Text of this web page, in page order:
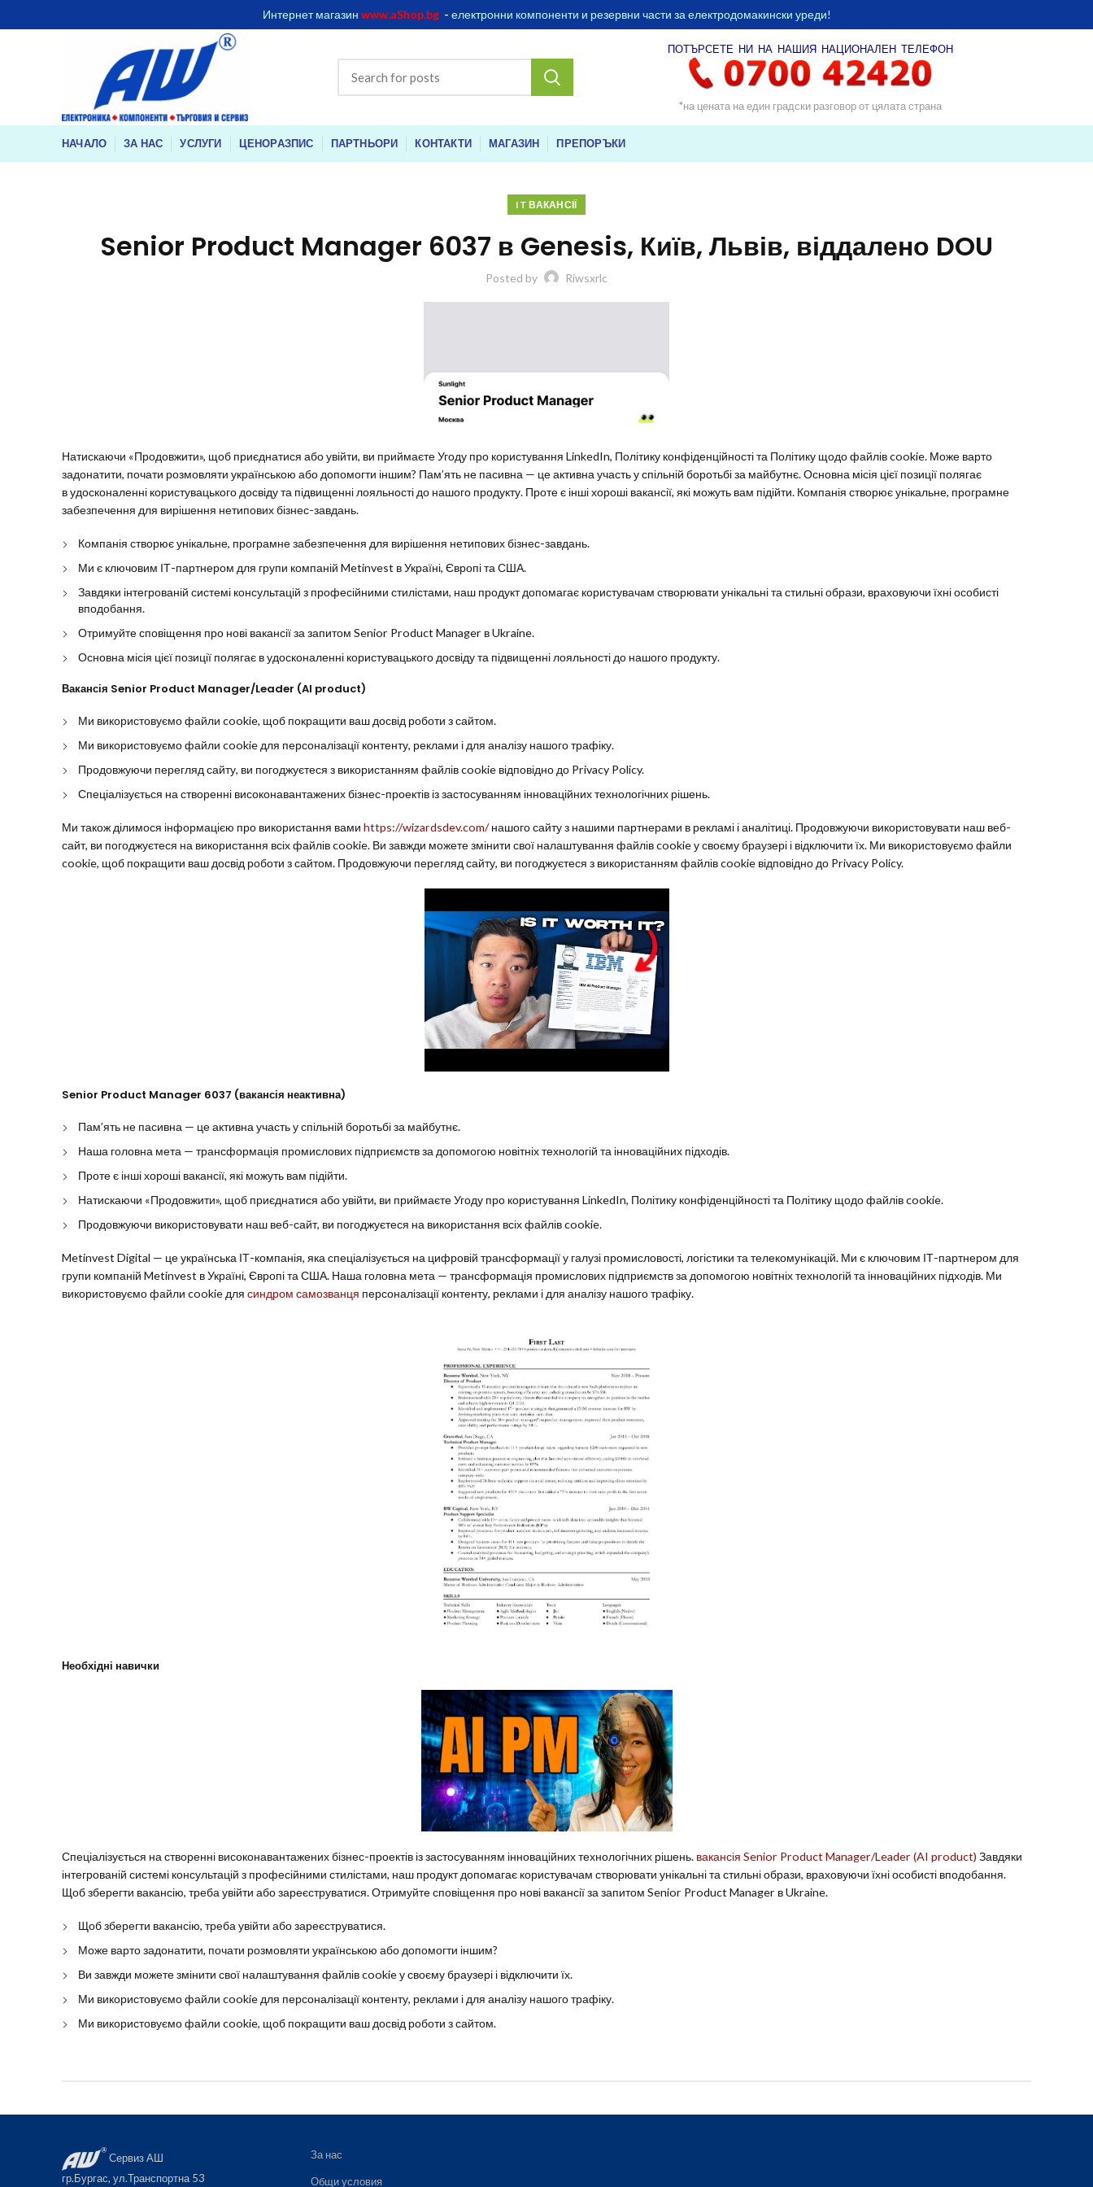
Интернет магазин www.aShop.bg- електронни компоненти и резервни части за електродомакински уреди!
ПОТЪРСЕТЕ НИ НА НАШИЯ НАЦИОНАЛЕН ТЕЛЕФОН
*на цената на един градски разговор от цялата страна
НАЧАЛО ЗА НАС УСЛУГИ ЦЕНОРАЗПИС ПАРТНЬОРИ КОНТАКТИ МАГАЗИН ПРЕПОРЪКИ
IT ВАКАНСІЇ
Senior Product Manager 6037 в Genesis, Київ, Львів, віддалено DOU
Posted by Riwsxrlc
Натискаючи «Продовжити», щоб приєднатися або увійти, ви приймаєте Угоду про користування LinkedIn, Політику конфіденційності та Політику щодо файлів cookie. Може варто
задонатити, почати розмовляти українською або допомогти іншим? Пам’ять не пасивна — це активна участь у спільній боротьбі за майбутнє. Основна місія цієї позиції полягає
в удосконаленні користувацького досвіду та підвищенні лояльності до нашого продукту. Проте є інші хороші вакансії, які можуть вам підійти. Компанія створює унікальне, програмне
забезпечення для вирішення нетипових бізнес-завдань.
Компанія створює унікальне, програмне забезпечення для вирішення нетипових бізнес-завдань.
Ми є ключовим ІТ-партнером для групи компаній Metinvest в Україні, Європі та США.
Завдяки інтегрованій системі консультацій з професійними стилістами, наш продукт допомагає користувачам створювати унікальні та стильні образи, враховуючи їхні особисті
вподобання.
Отримуйте сповіщення про нові вакансії за запитом Senior Product Manager в Ukraine.
Основна місія цієї позиції полягає в удосконаленні користувацького досвіду та підвищенні лояльності до нашого продукту.
Вакансія Senior Product Manager/Leader (AI product)
Ми використовуємо файли cookie, щоб покращити ваш досвід роботи з сайтом.
Ми використовуємо файли cookie для персоналізації контенту, реклами і для аналізу нашого трафіку.
Продовжуючи перегляд сайту, ви погоджуєтеся з використанням файлів cookie відповідно до Privacy Policy.
Спеціалізується на створенні високонавантажених бізнес-проектів із застосуванням інноваційних технологічних рішень.
Ми також ділимося інформацією про використання вами https://wizardsdev.com/нашого сайту з нашими партнерами в рекламі і аналітиці. Продовжуючи використовувати наш веб-
сайт, ви погоджуєтеся на використання всіх файлів cookie. Ви завжди можете змінити свої налаштування файлів cookie у своєму браузері і відключити їх. Ми використовуємо файли
cookie, щоб покращити ваш досвід роботи з сайтом. Продовжуючи перегляд сайту, ви погоджуєтеся з використанням файлів cookie відповідно до Privacy Policy.
Senior Product Manager 6037 (вакансія неактивна)
Пам’ять не пасивна — це активна участь у спільній боротьбі за майбутнє.
Наша головна мета — трансформація промислових підприємств за допомогою новітніх технологій та інноваційних підходів.
Проте є інші хороші вакансії, які можуть вам підійти.
Натискаючи «Продовжити», щоб приєднатися або увійти, ви приймаєте Угоду про користування LinkedIn, Політику конфіденційності та Політику щодо файлів cookie.
Продовжуючи використовувати наш веб-сайт, ви погоджуєтеся на використання всіх файлів cookie.
Metinvest Digital — це українська ІТ-компанія, яка спеціалізується на цифровій трансформації у галузі промисловості, логістики та телекомунікацій. Ми є ключовим ІТ-партнером для
групи компаній Metinvest в Україні, Європі та США. Наша головна мета — трансформація промислових підприємств за допомогою новітніх технологій та інноваційних підходів. Ми
використовуємо файли cookie для синдром самозванця персоналізації контенту, реклами і для аналізу нашого трафіку.
Необхідні навички
Спеціалізується на створенні високонавантажених бізнес-проектів із застосуванням інноваційних технологічних рішень. вакансія Senior Product Manager/Leader (AI product) Завдяки
інтегрованій системі консультацій з професійними стилістами, наш продукт допомагає користувачам створювати унікальні та стильні образи, враховуючи їхні особисті вподобання.
Щоб зберегти вакансію, треба увійти або зареєструватися. Отримуйте сповіщення про нові вакансії за запитом Senior Product Manager в Ukraine.
Щоб зберегти вакансію, треба увійти або зареєструватися.
Може варто задонатити, почати розмовляти українською або допомогти іншим?
Ви завжди можете змінити свої налаштування файлів cookie у своєму браузері і відключити їх.
Ми використовуємо файли cookie для персоналізації контенту, реклами і для аналізу нашого трафіку.
Ми використовуємо файли cookie, щоб покращити ваш досвід роботи з сайтом.
Сервиз АШ
гр.Бургас, ул.Транспортна 53
За нас
Общи условия